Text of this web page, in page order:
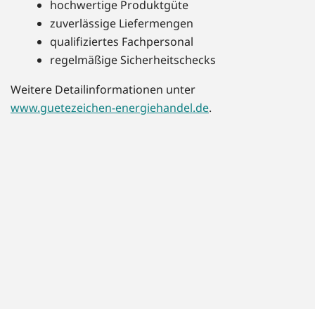
hochwertige Produktgüte
zuverlässige Liefermengen
qualifiziertes Fachpersonal
regelmäßige Sicherheitschecks
Weitere Detailinformationen unter
www.guetezeichen-energiehandel.de.